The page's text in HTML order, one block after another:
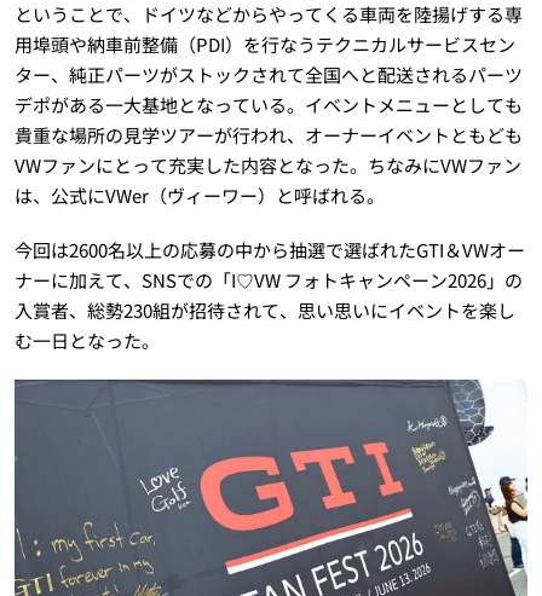
ということで、ドイツなどからやってくる車両を陸揚げする専
用埠頭や納車前整備（PDI）を行なうテクニカルサービスセン
ター、純正パーツがストックされて全国へと配送されるパーツ
デポがある一大基地となっている。イベントメニューとしても
貴重な場所の見学ツアーが行われ、オーナーイベントともども
VWファンにとって充実した内容となった。ちなみにVWファン
は、公式にVWer（ヴィーワー）と呼ばれる。
今回は2600名以上の応募の中から抽選で選ばれたGTI＆VWオー
ナーに加えて、SNSでの「I♡VW フォトキャンペーン2026」の
入賞者、総勢230組が招待されて、思い思いにイベントを楽し
む一日となった。